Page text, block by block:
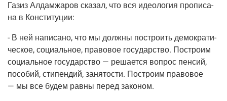
Газиз Алдам­жа­ров ска­зал, что вся идео­ло­гия про­пи­са­
на в Конституции:
- В ней напи­са­но, что мы долж­ны постро­ить демо­кра­ти­
че­ское, соци­аль­ное, пра­во­вое госу­дар­ство. Постро­им
соци­аль­ное госу­дар­ство — реша­ет­ся вопрос пен­сий,
посо­бий, сти­пен­дий, заня­то­сти. Постро­им пра­во­вое
— мы все будем рав­ны перед законом.